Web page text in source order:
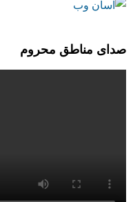
صدای مناطق محروم